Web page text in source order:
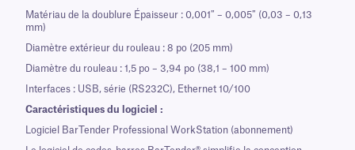
Matériau de la doublure Épaisseur : 0,001″ – 0,005″ (0,03 – 0,13
mm)
Diamètre extérieur du rouleau : 8 po (205 mm)
Diamètre du rouleau : 1,5 po – 3,94 po (38,1 – 100 mm)
Interfaces : USB, série (RS232C), Ethernet 10/100
Caractéristiques du logiciel :
Logiciel BarTender Professional WorkStation (abonnement)